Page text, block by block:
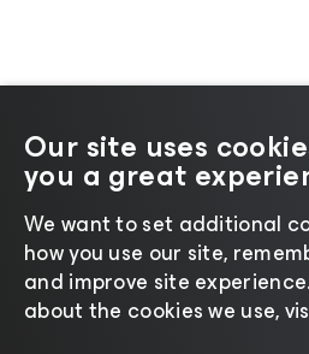
©2026 Veeam® Software
prywatności | Informacja na
Prawo |
Zasady licencjonowania |
Zmień
Our site uses
you a great
We want to set additional
how you use our site,
and improve site
about the cookies we use,